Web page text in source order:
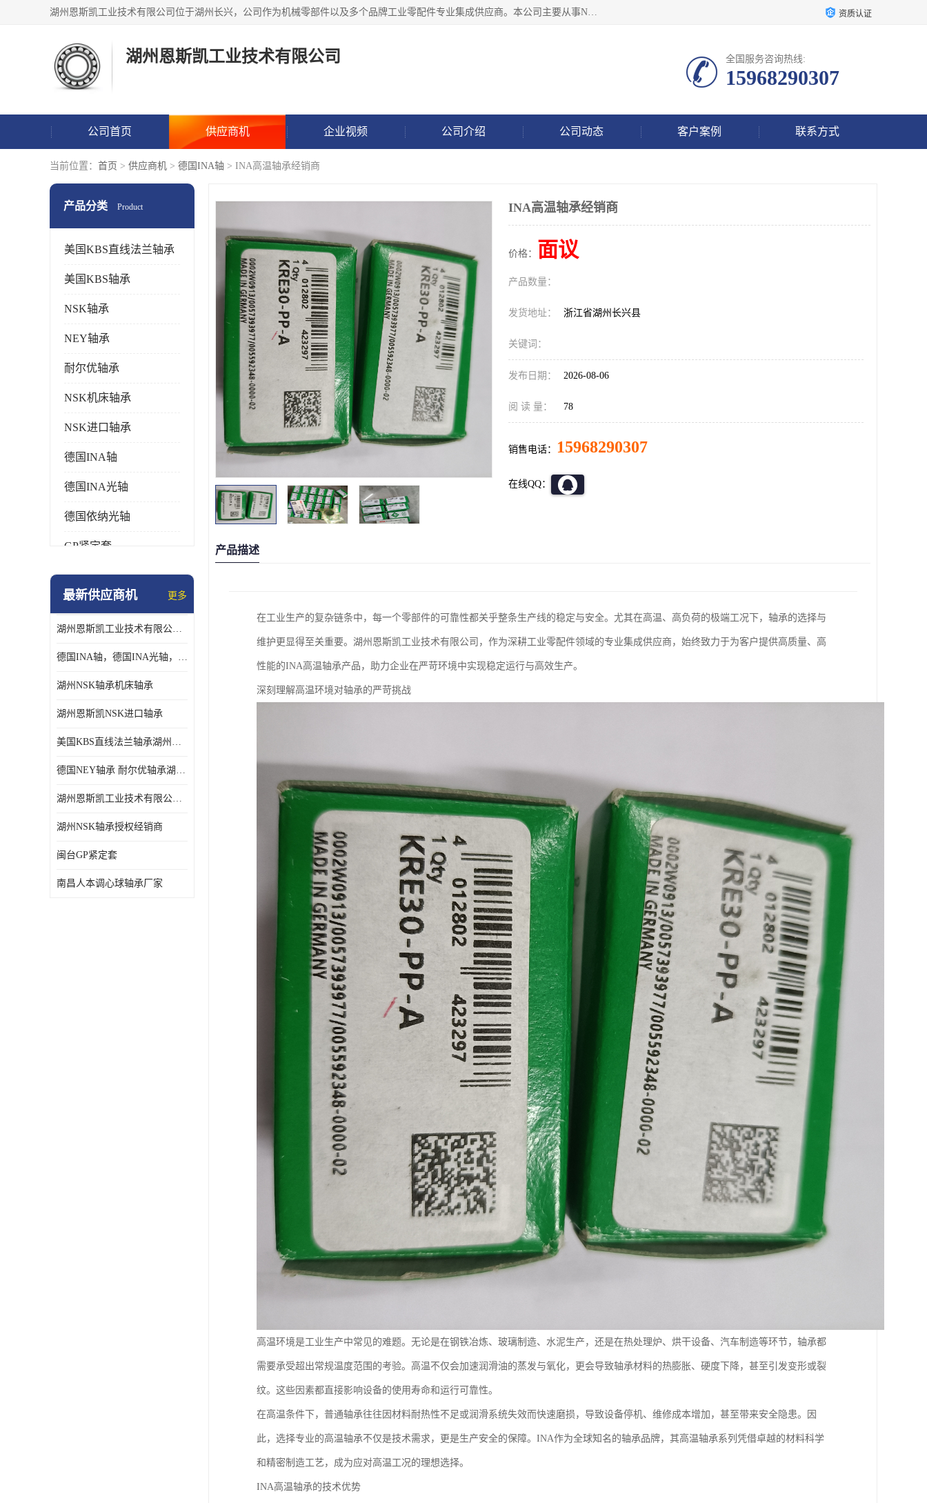
湖州恩斯凯工业技术有限公司位于湖州长兴，公司作为机械零部件以及多个品牌工业零配件专业集成供应商。本公司主要从事NSK进口轴承、SKF进口轴承、FAG进口轴承、NTN进口轴承、国产轴承：ZWZ、HRB、C&U轴承外球面轴承、导轨、丝杠、滑块、 润滑油、工业皮带及其他工业零部件的销售. 资质认证
湖州恩斯凯工业技术有限公司 全国服务咨询热线:
15968290307
公司首页 供应商机 企业视频 公司介绍 公司动态 客户案例 联系方式
当前位置： 首页 > 供应商机 > 德国INA轴 > INA高温轴承经销商
产品分类 Product
美国KBS直线法兰轴承
美国KBS轴承
NSK轴承
NEY轴承
耐尔优轴承
NSK机床轴承
NSK进口轴承
德国INA轴
德国INA光轴
德国依纳光轴
GP紧定套
SKF轴承
日本NSK进口轴承
德国INA进口轴承
最新供应商机 更多
湖州恩斯凯工业技术有限公司 湖州NSK轴承
德国INA轴，德国INA光轴，德国依纳光轴
湖州NSK轴承机床轴承
湖州恩斯凯NSK进口轴承
美国KBS直线法兰轴承湖州KBS轴承
德国NEY轴承 耐尔优轴承湖州代理商
湖州恩斯凯工业技术有限公司NSK轴承*经销商
湖州NSK轴承授权经销商
闽台GP紧定套
南昌人本调心球轴承厂家
INA高温轴承经销商
价格： 面议
产品数量：
发货地址： 浙江省湖州长兴县
关键词：
发布日期： 2026-08-06
阅 读 量： 78
销售电话： 15968290307
在线QQ：
产品描述
在工业生产的复杂链条中，每一个零部件的可靠性都关乎整条生产线的稳定与安全。尤其在高温、高负荷的极端工况下，轴承的选择与
维护更显得至关重要。湖州恩斯凯工业技术有限公司，作为深耕工业零配件领域的专业集成供应商，始终致力于为客户提供高质量、高
性能的INA高温轴承产品，助力企业在严苛环境中实现稳定运行与高效生产。
深刻理解高温环境对轴承的严苛挑战
高温环境是工业生产中常见的难题。无论是在钢铁冶炼、玻璃制造、水泥生产，还是在热处理炉、烘干设备、汽车制造等环节，轴承都
需要承受超出常规温度范围的考验。高温不仅会加速润滑油的蒸发与氧化，更会导致轴承材料的热膨胀、硬度下降，甚至引发变形或裂
纹。这些因素都直接影响设备的使用寿命和运行可靠性。
在高温条件下，普通轴承往往因材料耐热性不足或润滑系统失效而快速磨损，导致设备停机、维修成本增加，甚至带来安全隐患。因
此，选择专业的高温轴承不仅是技术需求，更是生产安全的保障。INA作为全球知名的轴承品牌，其高温轴承系列凭借卓越的材料科学
和精密制造工艺，成为应对高温工况的理想选择。
INA高温轴承的技术优势